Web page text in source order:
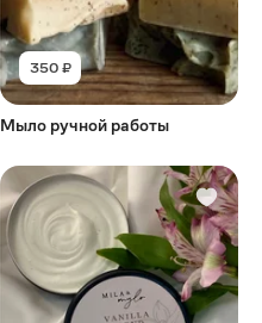
350 ₽
Мыло ручной работы